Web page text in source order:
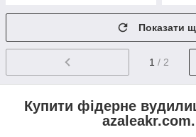
Показати
1 / 2
Купити фідерне